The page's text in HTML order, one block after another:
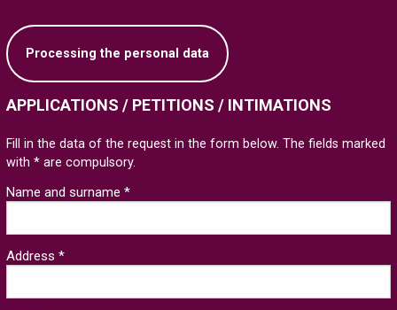
Processing the personal data
APPLICATIONS / PETITIONS / INTIMATIONS
Fill in the data of the request in the form below. The fields marked
with * are compulsory.
Name and surname *
Address *